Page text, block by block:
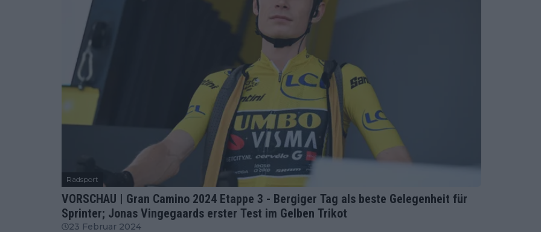
Radsport
VORSCHAU | Gran Camino 2024 Etappe 3 - Bergiger Tag als beste Gelegenheit für
Sprinter; Jonas Vingegaards erster Test im Gelben Trikot
23 Februar 2024